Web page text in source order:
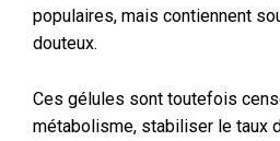
populaires, mais contiennent
douteux.
Ces gélules sont toutefois
métabolisme, stabiliser le taux